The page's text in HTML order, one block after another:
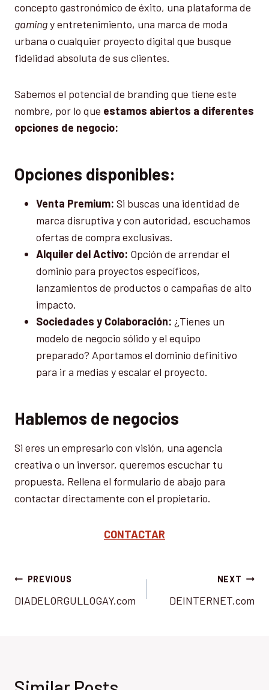
concepto gastronómico de éxito, una plataforma de
gamingy entretenimiento, una marca de moda
urbana o cualquier proyecto digital que busque
fidelidad absoluta de sus clientes.
Sabemos el potencial de branding que tiene este
nombre, por lo que estamos abiertos a diferentes
opciones de negocio:
Opciones disponibles:
Venta Premium: Si buscas una identidad de
marca disruptiva y con autoridad, escuchamos
ofertas de compra exclusivas.
Alquiler del Activo: Opción de arrendar el
dominio para proyectos específicos,
lanzamientos de productos o campañas de alto
impacto.
Sociedades y Colaboración: ¿Tienes un
modelo de negocio sólido y el equipo
preparado? Aportamos el dominio definitivo
para ir a medias y escalar el proyecto.
Hablemos de negocios
Si eres un empresario con visión, una agencia
creativa o un inversor, queremos escuchar tu
propuesta. Rellena el formulario de abajo para
contactar directamente con el propietario.
CONTACTAR
Post
navigation
PREVIOUS
DIADELORGULLOGAY.com
NEXT
DEINTERNET.com